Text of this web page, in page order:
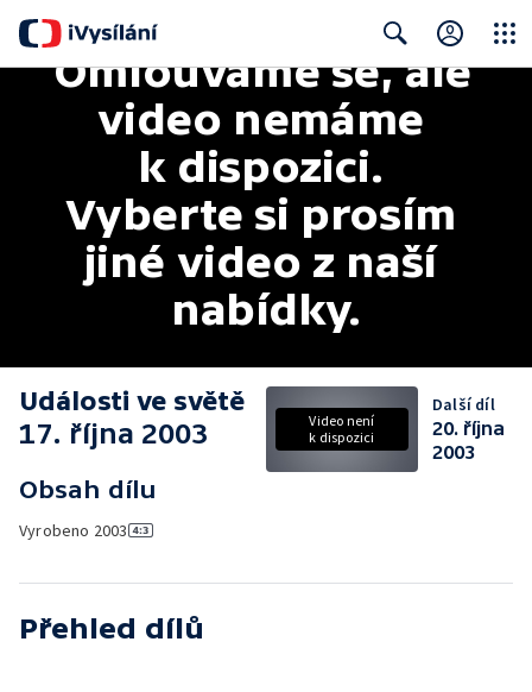
Search
Omlouváme se, ale
video nemáme
k dispozici.
Vyberte si prosím
jiné video z naší
nabídky.
Události ve světě
17. října 2003
Obsah dílu
Vyrobeno 2003
Video není
k dispozici
Další díl
20. října
2003
Přehled dílů